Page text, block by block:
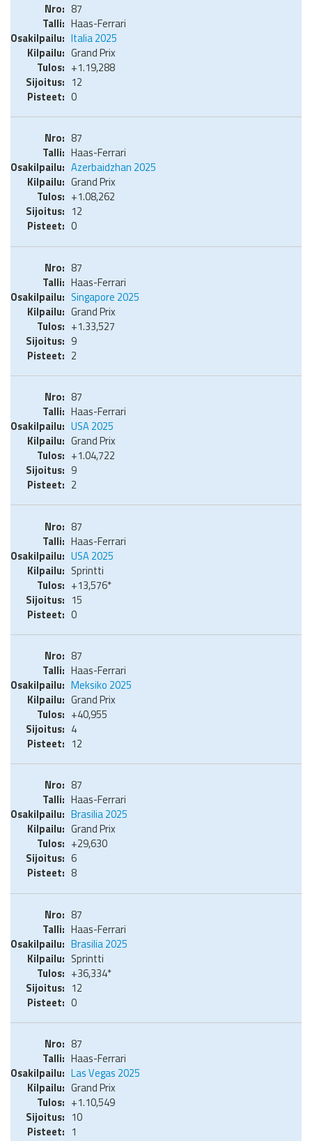
87
Haas-Ferrari
Italia 2025
Grand Prix
+1.19,288
12
0
87
Haas-Ferrari
Azerbaidzhan 2025
Grand Prix
+1.08,262
12
0
87
Haas-Ferrari
Singapore 2025
Grand Prix
+1.33,527
9
2
87
Haas-Ferrari
USA 2025
Grand Prix
+1.04,722
9
2
87
Haas-Ferrari
USA 2025
Sprintti
+13,576*
15
0
87
Haas-Ferrari
Meksiko 2025
Grand Prix
+40,955
4
12
87
Haas-Ferrari
Brasilia 2025
Grand Prix
+29,630
6
8
87
Haas-Ferrari
Brasilia 2025
Sprintti
+36,334*
12
0
87
Haas-Ferrari
Las Vegas 2025
Grand Prix
+1.10,549
10
1